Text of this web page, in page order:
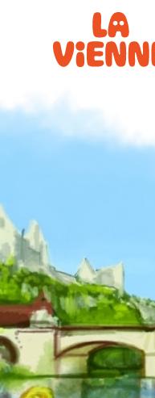
Panneau de gestion des cookies